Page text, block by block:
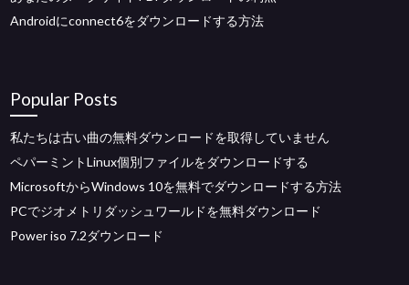
Androidにconnect6をダウンロードする方法
Popular Posts
私たちは古い曲の無料ダウンロードを取得していません
ペパーミントLinux個別ファイルをダウンロードする
MicrosoftからWindows 10を無料でダウンロードする方法
PCでジオメトリダッシュワールドを無料ダウンロード
Power iso 7.2ダウンロード